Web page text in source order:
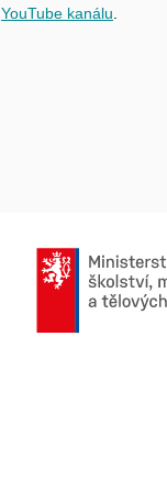
YouTube kanálu